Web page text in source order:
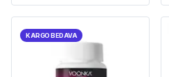
KARGO BEDAVA